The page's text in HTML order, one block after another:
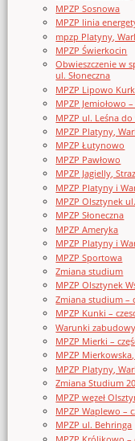
MPZP Sosnowa
MPZP linia
mpzp Platyny,
MPZP Świerkocin
Obwieszczenie w
ul. Słoneczna
MPZP Lipowo
MPZP Jemiołowo –
MPZP ul. Leśna
MPZP Platyny,
MPZP Łutynowo
MPZP Pawłowo
MPZP Jagielly,
MPZP Platyny i
MPZP Olsztynek
MPZP Słoneczna
MPZP Ameryka
MPZP Platyny i
MPZP Sportowa
Zmiana studium
MPZP Olsztynek
Zmiana studium –
MPZP Kunki –
Warunki
MPZP Mierki –
MPZP
MPZP Platyny,
Zmiana Studium
MPZP węzeł
MPZP Waplewo –
MPZP ul. Behringa